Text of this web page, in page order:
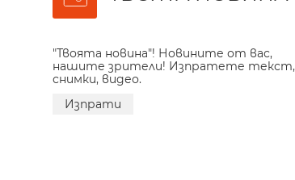
"Твоята новина"! Новините от вас,
нашите зрители! Изпратете текст,
снимки, видео.
Изпрати